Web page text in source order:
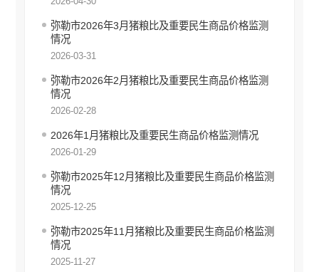
教育信息公开
文化旅游信息公开
乡村振兴信息公开
推进户籍和出入境管理服务公开
公共资源交易信息公开
科技管理和项目经费信息公开
国有企业信息公开
产品质量监管执法信息公开
知识产权信息公开
综合行政执法信息公开
行政许可
弥勒市2026年3月猪粮比及重要民生商品价格监测
情况
2026-03-31
弥勒市2026年2月猪粮比及重要民生商品价格监测
情况
2026-02-28
2026年1月猪粮比及重要民生商品价格监测情况
2026-01-29
弥勒市2025年12月猪粮比及重要民生商品价格监测
情况
2025-12-25
弥勒市2025年11月猪粮比及重要民生商品价格监测
情况
2025-11-27